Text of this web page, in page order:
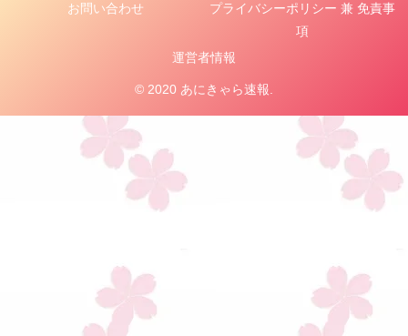
お問い合わせ
プライバシーポリシー 兼 免責事
項
運営者情報
© 2020 あにきゃら速報.